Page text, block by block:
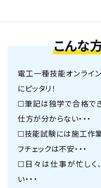
こんな
電工一種技能オンライ
にピッタリ！
☐筆記は独学で合格で
仕方が分からない・・・
☐技能試験には施工作
フチェックは不安・・・
☐日々は仕事が忙しく
い・・・